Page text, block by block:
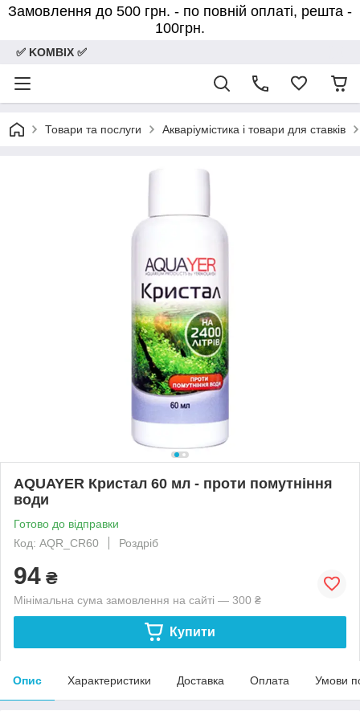
Замовлення до 500 грн. - по повній оплаті, решта -
100грн.
✅ KOMBIX ✅
Товари та послуги Акваріумістика і товари для ставків
AQUAYER Кристал 60 мл - проти помутніння
води
Готово до відправки
Код: AQR_CR60
Роздріб
94 ₴
Мінімальна сума замовлення на сайті — 300 ₴
Купити
Опис Характеристики Доставка Оплата Умови